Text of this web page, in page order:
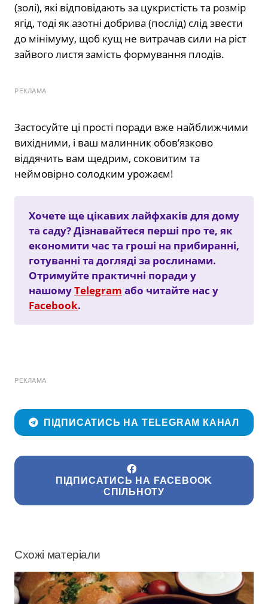
(золі), які відповідають за цукристість та розмір
ягід, тоді як азотні добрива (послід) слід звести
до мінімуму, щоб кущ не витрачав сили на ріст
зайвого листя замість формування плодів.
РЕКЛАМА
Застосуйте ці прості поради вже найближчими
вихідними, і ваш малинник обов’язково
віддячить вам щедрим, соковитим та
неймовірно солодким урожаєм!
Хочете ще цікавих лайфхаків для дому
та саду? Дізнавайтеся перші про те, як
економити час та гроші на прибиранні,
готуванні та догляді за рослинами.
Отримуйте практичні поради у
нашомуTelegram або читайте нас у
Facebook.
РЕКЛАМА
ПІДПИСАТИСЬ НА TELEGRAM КАНАЛ
ПІДПИСАТИСЬ НА FACEBOOK
СПІЛЬНОТУ
Схожі матеріали